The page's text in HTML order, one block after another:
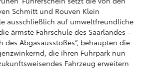
Schmitt und Rouven Klein
ausschließlich auf umweltfreundliche
ärmste Fahrschule des Saarlandes –
Abgasausstoßes“, behaupten die
die ihren Fuhrpark nun
Fahrzeug erweitern